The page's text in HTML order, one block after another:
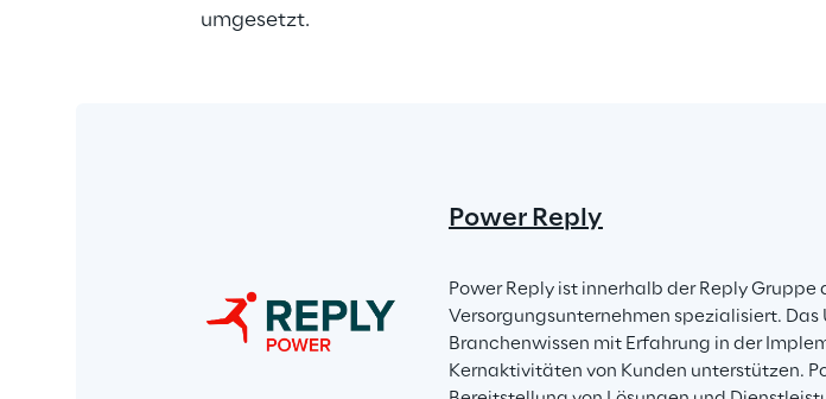
umgesetzt.
Power Reply
Power Reply ist innerhalb der Reply
Versorgungsunternehmen spezialisiert.
Branchenwissen mit Erfahrung in der
Kernaktivitäten von Kunden unterstützen.